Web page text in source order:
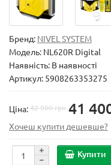
Бренд: NIVEL SYSTEM
Модель: NL620R Digital
Наявність: В наявності
Артикул: 5908263353275
Ціна:42 900 грн 41
Хочеш купити дешевше?
Купити